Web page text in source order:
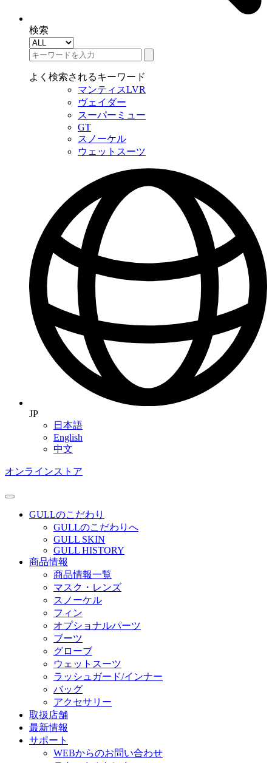
検索
よく検索されるキーワード
マンティスLVR
ヴェイダー
スーパーミュー
GT
スノーケル
ウェットスーツ
JP
日本語
English
中文
オンラインストア
GULLのこだわり
GULLのこだわりへ
GULL SKIN
GULL HISTORY
商品情報
商品情報一覧
マスク・レンズ
スノーケル
フィン
オプショナルパーツ
ブーツ
グローブ
ウェットスーツ
ラッシュガード/インナー
バッグ
アクセサリー
取扱店舗
最新情報
サポート
WEBからのお問い合わせ